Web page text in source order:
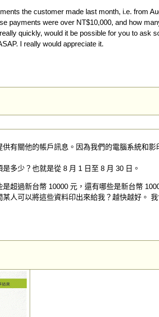
the customer made last month, i.e. from
payments were over NT$10,000, and how
quickly, would it be possible for you to ask
I really would appreciate it.
有關他的帳戶訊息。因為我們的電腦系統和影
多少？也就是從 8 月 1 日至 8 月 30 日。
超過新台幣 10000 元，還有哪些是新台幣
人可以將這些資料印出來給我？越快越好。 我